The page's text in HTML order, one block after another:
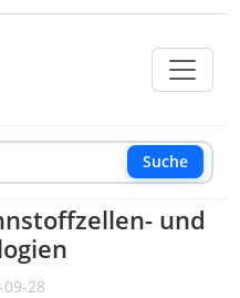
Suche
und
28